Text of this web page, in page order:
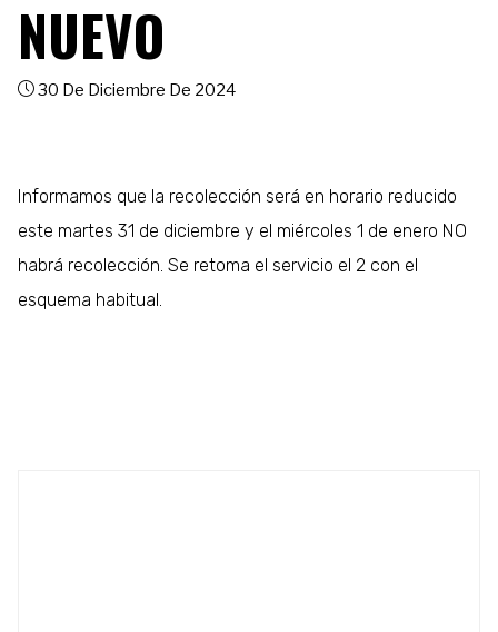
NUEVO
30 De Diciembre De 2024
Informamos que la recolección será en horario reducido
este martes 31 de diciembre y el miércoles 1 de enero NO
habrá recolección. Se retoma el servicio el 2 con el
esquema habitual.